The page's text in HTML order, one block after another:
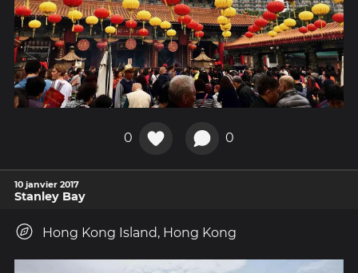
0 0
10 janvier 2017
Stanley Bay
Hong Kong Island, Hong Kong